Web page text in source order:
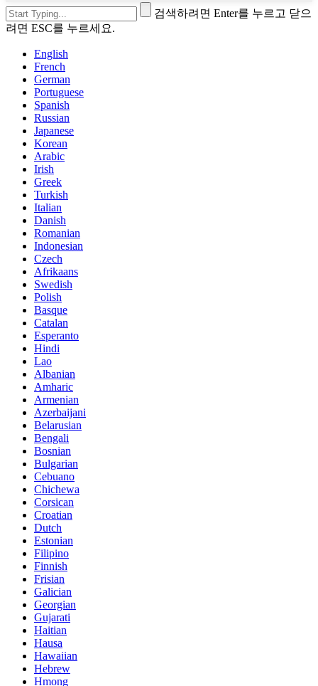
검색하려면 Enter를 누르고 닫으
려면 ESC를 누르세요.
English
French
German
Portuguese
Spanish
Russian
Japanese
Korean
Arabic
Irish
Greek
Turkish
Italian
Danish
Romanian
Indonesian
Czech
Afrikaans
Swedish
Polish
Basque
Catalan
Esperanto
Hindi
Lao
Albanian
Amharic
Armenian
Azerbaijani
Belarusian
Bengali
Bosnian
Bulgarian
Cebuano
Chichewa
Corsican
Croatian
Dutch
Estonian
Filipino
Finnish
Frisian
Galician
Georgian
Gujarati
Haitian
Hausa
Hawaiian
Hebrew
Hmong